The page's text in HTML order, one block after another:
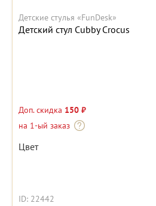
Детские стулья «FunDesk»
Детский стул Cubby Crocus
Доп. скидка 150 ₽
на 1-ый заказ
Цвет
ID: 22442